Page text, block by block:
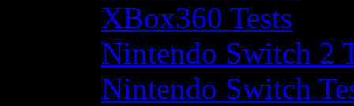
XBox360 Tests
Nintendo Switch 2
Nintendo Switch